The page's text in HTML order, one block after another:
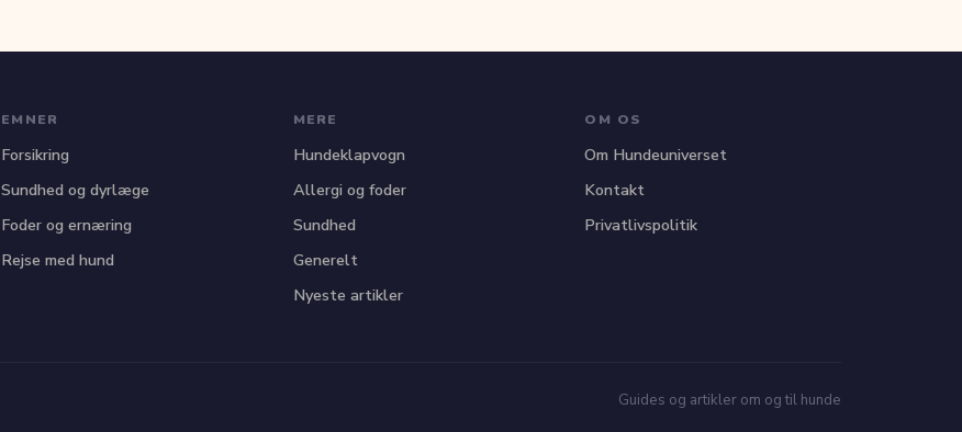
EMNER
Forsikring
Sundhed og dyrlæge
Foder og ernæring
Rejse med hund
MERE
Hundeklapvogn
Allergi og foder
Sundhed
Generelt
Nyeste artikler
OM OS
Om Hundeuniverset
Kontakt
Privatlivspolitik
Guides og artikler om og til hunde